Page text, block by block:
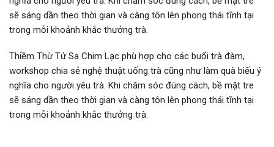
sẽ sáng dần theo thời gian và càng tôn lên phong thái tĩnh tại
trong mỗi khoảnh khắc thưởng trà.
Thiềm Thừ Tử Sa Chim Lạc phù hợp cho các buổi trà đàm,
workshop chia sẻ nghệ thuật uống trà cũng như làm quà biếu ý
nghĩa cho người yêu trà. Khi chăm sóc đúng cách, bề mặt tre
sẽ sáng dần theo thời gian và càng tôn lên phong thái tĩnh tại
trong mỗi khoảnh khắc thưởng trà.